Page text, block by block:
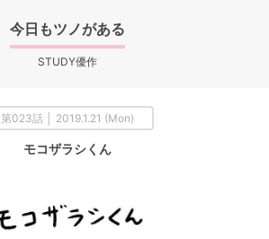
今日もツノがある
STUDY優作
第023話 │ 2019.1.21 (Mon)
モコザラシくん